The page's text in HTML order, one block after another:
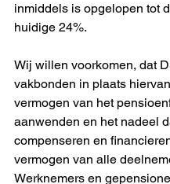
inmiddels is opgelopen tot
huidige 24%.
Wij willen voorkomen, dat
vakbonden in plaats
vermogen van het
aanwenden en het nadeel
compenseren en
vermogen van alle
Werknemers en